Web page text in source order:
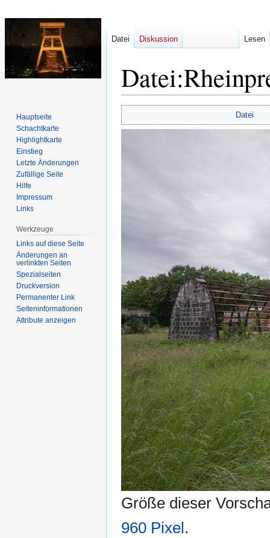
Datei:
Navigation
Suche
Datei
Größe dieser
960 Pixel.
Datei Diskussion Lesen
Hauptseite
Schachtkarte
Highlightkarte
Einstieg
Letzte Änderungen
Zufällige Seite
Hilfe
Impressum
Links
Werkzeuge
Links auf diese Seite
Änderungen an
verlinkten Seiten
Spezialseiten
Druckversion
Permanenter Link
Seiten­­informationen
Attribute anzeigen